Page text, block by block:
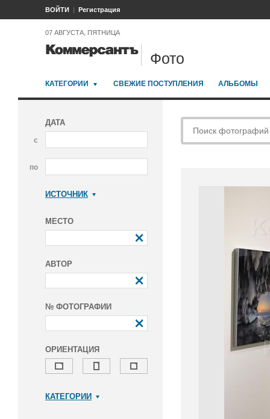
ВОЙТИ Регистрация
07 АВГУСТА, ПЯТНИЦА
Фото
КАТЕГОРИИ СВЕЖИЕ ПОСТУПЛЕНИЯ АЛЬБОМЫ
ДАТА
с
по
ИСТОЧНИК
МЕСТО
АВТОР
№ ФОТОГРАФИИ
ОРИЕНТАЦИЯ
КАТЕГОРИИ